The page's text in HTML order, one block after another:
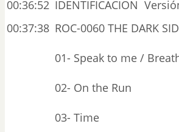
00:36:52 IDENTIFICACION
00:37:38 ROC-0060 THE DARK
01- Speak to me /
02- On the Run
03- Time